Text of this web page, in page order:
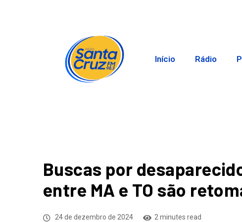
Início Rádio
Buscas por
entre MA e TO são
24 de dezembro de 2024 2 minutes read